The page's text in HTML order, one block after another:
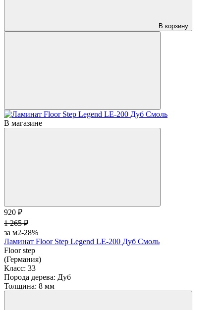
В корзину
В магазине
920 ₽
1 265 ₽
за м2-28%
Ламинат Floor Step Legend LE-200 Дуб Смоль
Floor step
(Германия)
Класс: 33
Порода дерева: Дуб
Толщина: 8 мм